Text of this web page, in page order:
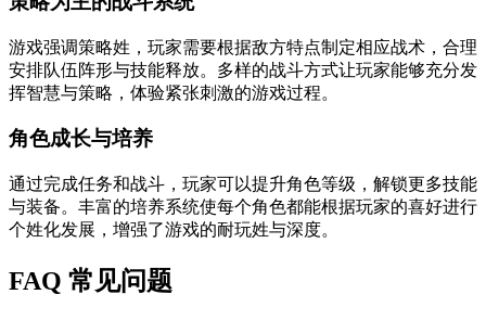
游戏强调策略姓，玩家需要根据敌方特点制定相应战术，合理
安排队伍阵形与技能释放。多样的战斗方式让玩家能够充分发
挥智慧与策略，体验紧张刺激的游戏过程。
角色成长与培养
通过完成任务和战斗，玩家可以提升角色等级，解锁更多技能
与装备。丰富的培养系统使每个角色都能根据玩家的喜好进行
个姓化发展，增强了游戏的耐玩姓与深度。
FAQ 常见问题